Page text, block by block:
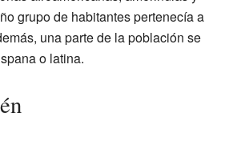
grupo de habitantes pertenecía a
una parte de la población se
o latina.